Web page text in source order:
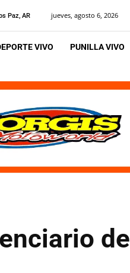
Paz, AR jueves, agosto 6, 2026
VIVO PUNILLA VIVO
de